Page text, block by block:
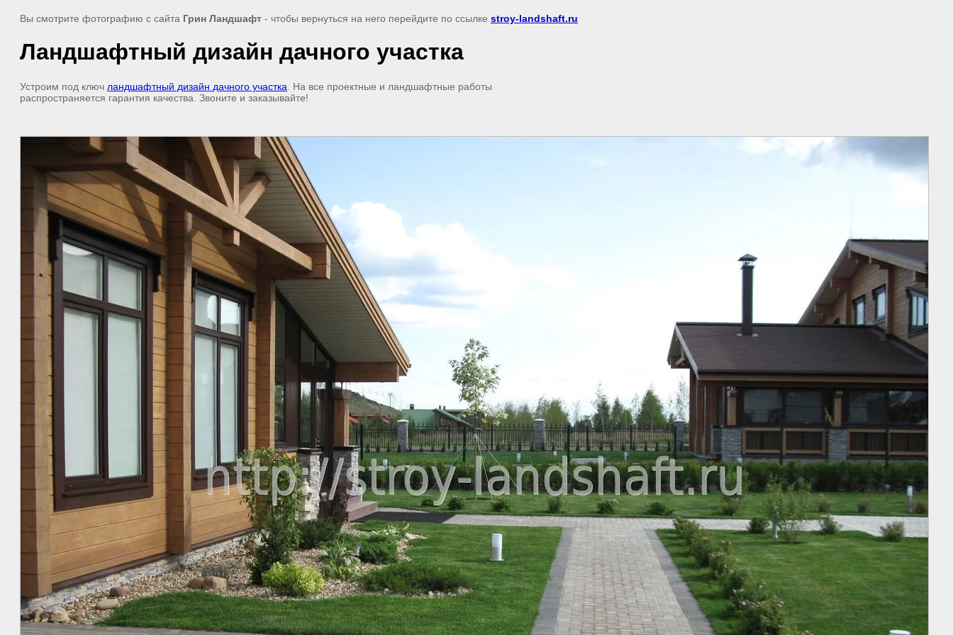
Вы смотрите фотографию с сайта Грин Ландшафт - чтобы вернуться на него перейдите по ссылке stroy-landshaft.ru
Ландшафтный дизайн дачного участка
Устроим под ключ ландшафтный дизайн дачного участка . На все проектные и ландшафтные работы
распространяется гарантия качества. Звоните и заказывайте!